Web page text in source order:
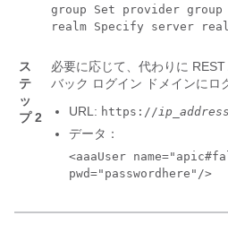
group Set provider
realm Specify server
ス
テ
ッ
プ 2
必要に応じて、代わりに
バック ログイン ドメインにロ
URL: https://ip_address
データ：
<aaaUser
pwd="passwordhere"/>